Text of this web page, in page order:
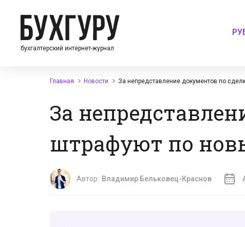
бухгалтерский интернет-журнал
Главная Новости За непредставление документов по
За
штрафуют по
Автор: Владимир Бельковец-Краснов